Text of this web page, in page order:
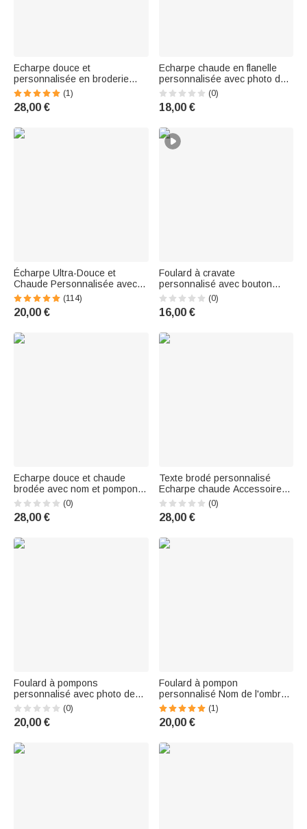
Echarpe douce et
personnalisée en broderie
papillon multicolore avec
pompon Accessoire d'hiver
Anniversaire Cadeau
(1)
28,00 €
Echarpe chaude en flanelle
personnalisée avec photo de
visage multicolore
Accessoires d'hiver Cadeau
d'anniversaire pour les
amoureux des animaux.
(0)
18,00 €
Écharpe Ultra-Douce et
Chaude Personnalisée avec
Fleur de Naissance en
Aquarelle et Nom Accessoire
d’Hiver Cadeau pour Famille
(114)
20,00 €
Foulard à cravate
personnalisé avec bouton
grec en acrylique doré Bid Day
Sorority Initiation Gift for
Friends | Callie × Affinity
(0)
16,00 €
Echarpe douce et chaude
brodée avec nom et pompon
Accessoire d'hiver Cadeau de
Noël et d'anniversaire pour les
femmes
(0)
28,00 €
Texte brodé personnalisé
Echarpe chaude Accessoire
d'hiver Anniversaire Cadeau
de Noël pour la famille Amis
Femmes
(0)
28,00 €
Foulard à pompons
personnalisé avec photo de
visage drôle Nom Multicolore
Doux Foulard à pompons
Anniversaire Hiver Cadeau
femmes Hommes Pet Lovers
(0)
20,00 €
Foulard à pompon
personnalisé Nom de l'ombre
Multicolore Doux Anniversaire
Hiver Cadeau d'Anniversaire
pour Femmes Hommes
(1)
20,00 €